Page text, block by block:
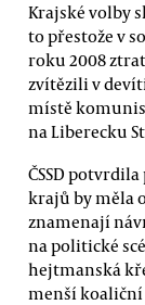
Krajské volby
to přestože v
roku 2008
zvítězili v
místě
na Liberecku
ČSSD
krajů by měla
znamenají
na politické
hejtmanská
menší koaliční